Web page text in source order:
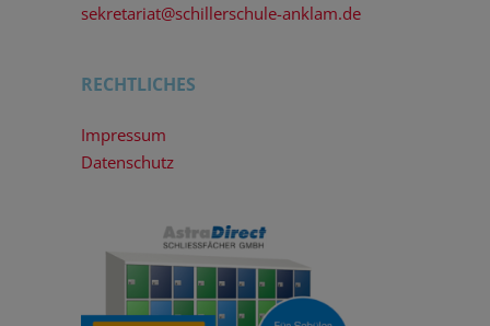
sekretariat@schillerschule-anklam.de
RECHTLICHES
Impressum
Datenschutz